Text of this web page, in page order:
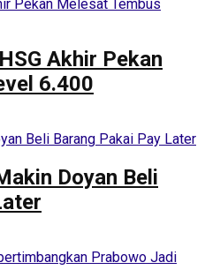
Akhir Pekan
6.400
Doyan Beli